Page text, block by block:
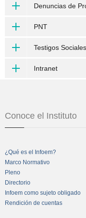
Denuncias de
PNT
Testigos Sociales
Intranet
Conoce el Instituto
¿Qué es el Infoem?
Marco Normativo
Pleno
Directorio
Infoem como sujeto obligado
Rendición de cuentas